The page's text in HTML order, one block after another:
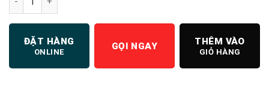
ĐẶT HÀNG
ONLINE
GỌI NGAY THÊM VÀO
GIỎ HÀNG